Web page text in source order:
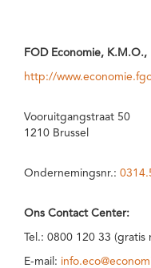
FOD Economie,
http://
Vooruitgangstraat 50
1210 Brussel
Ondernemingsnr.:
Ons Contact Center:
Tel.: 0800 120 33 (gratis
E-mail: